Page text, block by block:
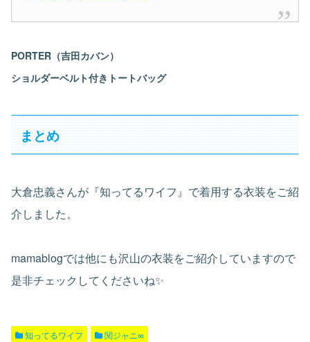
PORTER（吉田カバン）
ショルダーベルト付きトートバッグ
まとめ
大倉忠義さんが『知ってるワイフ』で着用する衣装をご紹
介しました。
mamablogでは他にも沢山の衣装をご紹介していますので
是非チェックしてくださいね✨
知ってるワイフ 関ジャニ∞